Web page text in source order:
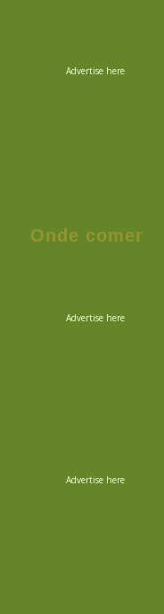
Advertise here
Onde comer
Advertise here
Advertise here